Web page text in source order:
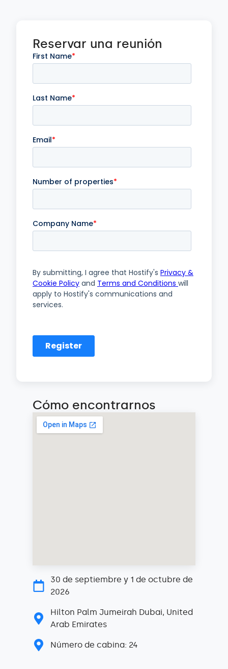
Reservar una reunión
Cómo encontrarnos
30 de septiembre y 1 de octubre de
2026
Hilton Palm Jumeirah Dubai, United
Arab Emirates
Número de cabina: 24